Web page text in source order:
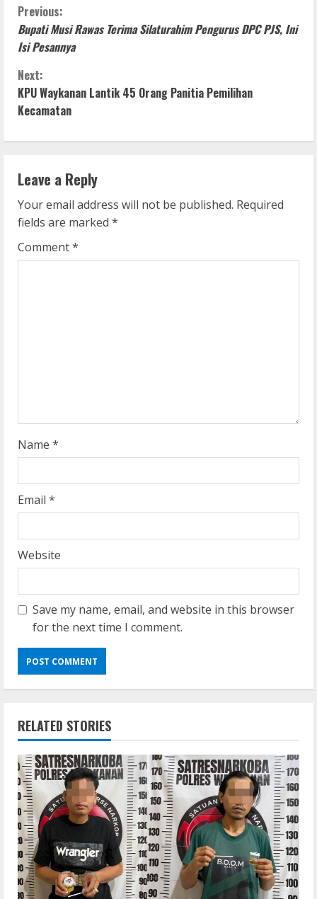
C
o
n
t
i
n
u
e
R
g
Previous:
Bupati Musi Rawas Terima Silaturahim Pengurus DPC PJS, Ini
Isi Pesannya
Next:
KPU Waykanan Lantik 45 Orang Panitia Pemilihan
Kecamatan
Leave a Reply
Your email address will not be published. Required
fields are marked *
Comment*
Name *
Email *
Website
Save my name, email, and website in this browser
for the next time I comment.
RELATED STORIES